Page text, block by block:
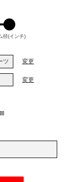
径(インチ)
ツ 変更
変更